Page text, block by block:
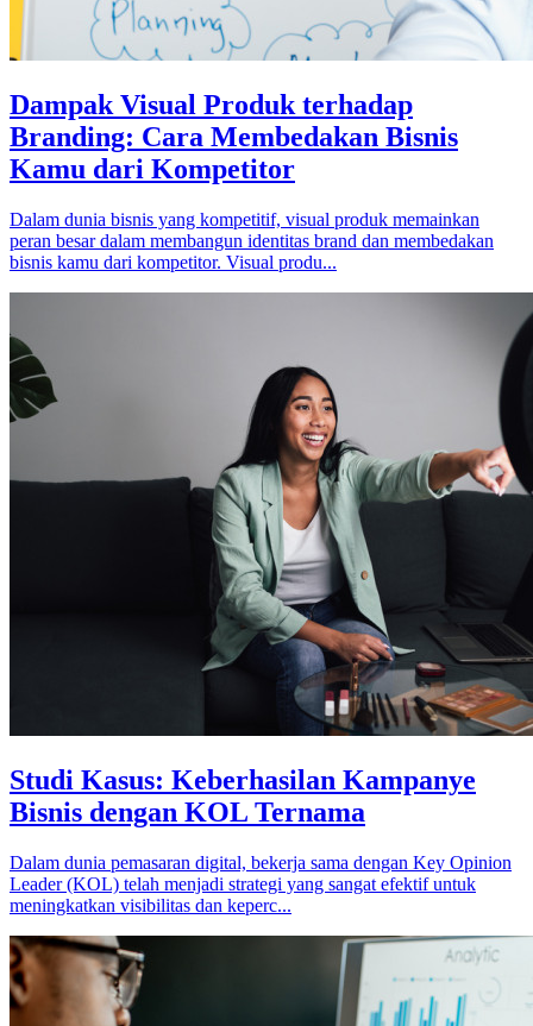
Dampak Visual Produk terhadap
Branding: Cara Membedakan Bisnis
Kamu dari Kompetitor
Dalam dunia bisnis yang kompetitif, visual produk memainkan
peran besar dalam membangun identitas brand dan membedakan
bisnis kamu dari kompetitor. Visual produ...
Studi Kasus: Keberhasilan Kampanye
Bisnis dengan KOL Ternama
Dalam dunia pemasaran digital, bekerja sama dengan Key Opinion
Leader (KOL) telah menjadi strategi yang sangat efektif untuk
meningkatkan visibilitas dan keperc...